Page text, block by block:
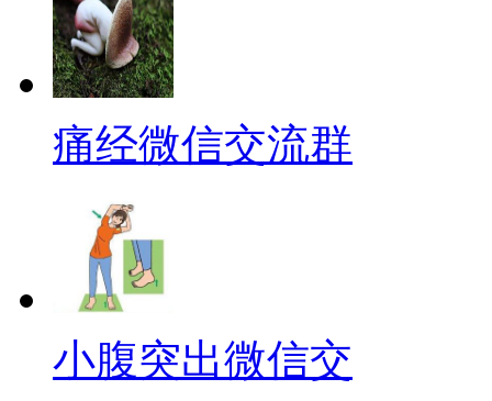
痛经微信交流群
小腹突出微信交